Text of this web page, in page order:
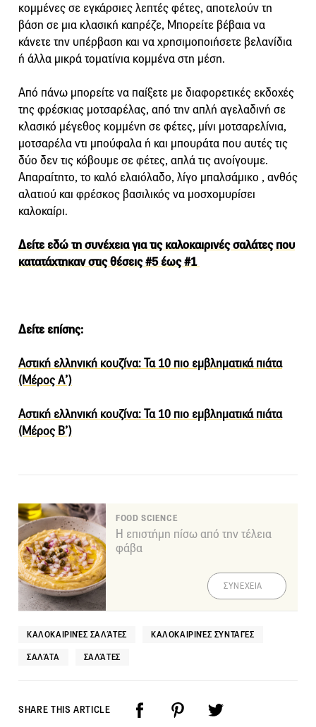
κομμένες σε εγκάρσιες λεπτές φέτες, αποτελούν τη
βάση σε μια κλασική καπρέζε, Μπορείτε βέβαια να
κάνετε την υπέρβαση και να χρησιμοποιήσετε βελανίδια
ή άλλα μικρά τοματίνια κομμένα στη μέση.
Από πάνω μπορείτε να παίξετε με διαφορετικές εκδοχές
της φρέσκιας μοτσαρέλας, από την απλή αγελαδινή σε
κλασικό μέγεθος κομμένη σε φέτες, μίνι μοτσαρελίνια,
μοτσαρέλα ντι μπούφαλα ή και μπουράτα που αυτές τις
δύο δεν τις κόβουμε σε φέτες, απλά τις ανοίγουμε.
Απαραίτητο, το καλό ελαιόλαδο, λίγο μπαλσάμικο , ανθός
αλατιού και φρέσκος βασιλικός να μοσχομυρίσει
καλοκαίρι.
Δείτε εδώ τη συνέχεια για τις καλοκαιρινές σαλάτες που
κατατάχτηκαν στις θέσεις #5 έως #1
Δείτε επίσης:
Αστική ελληνική κουζίνα: Τα 10 πιο εμβληματικά πιάτα
(Μέρος Α’)
Αστική ελληνική κουζίνα: Τα 10 πιο εμβληματικά πιάτα
(Μέρος Β’)
FOOD SCIENCE
Η επιστήμη πίσω από την τέλεια
φάβα
ΣΥΝΕΧΕΙΑ
ΚΑΛΟΚΑΙΡΙΝΈΣ ΣΑΛΆΤΕΣ ΚΑΛΟΚΑΙΡΙΝΈΣ ΣΥΝΤΑΓΈΣ
ΣΑΛΆΤΑ ΣΑΛΆΤΕΣ
SHARE THIS ARTICLE